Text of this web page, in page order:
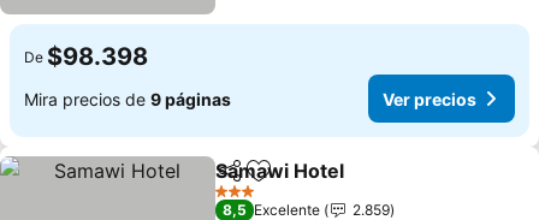
De $98.398
Mira precios de 9 páginas Ver precios
CompartirAgregar a favoritos
Samawi Hotel
3 Estrellas
8,5 Excelente
2.859